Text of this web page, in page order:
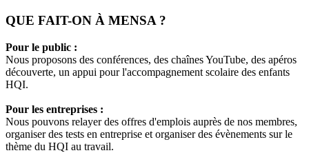
QUE FAIT-ON À MENSA ?
Pour le public :
Nous proposons des conférences, des chaînes YouTube, des apéros
découverte, un appui pour l'accompagnement scolaire des enfants
HQI.
Pour les entreprises :
Nous pouvons relayer des offres d'emplois auprès de nos membres,
organiser des tests en entreprise et organiser des évènements sur le
thème du HQI au travail.